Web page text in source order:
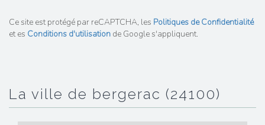
Ce site est protégé par reCAPTCHA, les Politiques de Confidentialité
et es Conditions d'utilisation de Google s'appliquent.
la ville de bergerac (24100)